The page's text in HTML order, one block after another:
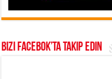
Bizi Facebok’ta takip edin